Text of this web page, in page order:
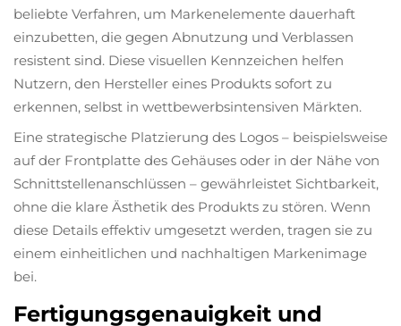
beliebte Verfahren, um Markenelemente dauerhaft
einzubetten, die gegen Abnutzung und Verblassen
resistent sind. Diese visuellen Kennzeichen helfen
Nutzern, den Hersteller eines Produkts sofort zu
erkennen, selbst in wettbewerbsintensiven Märkten.
Eine strategische Platzierung des Logos – beispielsweise
auf der Frontplatte des Gehäuses oder in der Nähe von
Schnittstellenanschlüssen – gewährleistet Sichtbarkeit,
ohne die klare Ästhetik des Produkts zu stören. Wenn
diese Details effektiv umgesetzt werden, tragen sie zu
einem einheitlichen und nachhaltigen Markenimage
bei.
Fertigungsgenauigkeit und